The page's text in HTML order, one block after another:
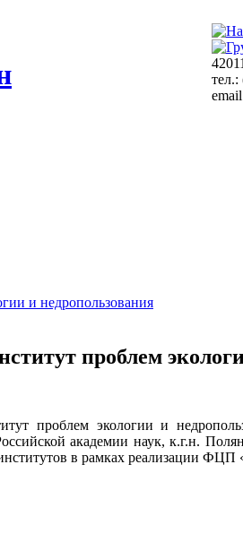
и недропользования
проблем
проблем экологии и
академии наук, к.г.н.
в рамках реализации ФЦП